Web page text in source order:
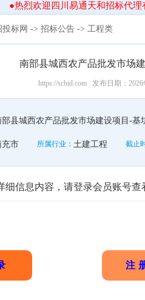
●热烈欢迎四川易通天和招标代理
投标网 -> 招标公告 -> 工程类
南部县城西农产品批发市场
https://scbid.com 发布日期：2026
部县城西农产品批发市场建设项目-
充市 所属行业： 土建工程 截止
细信息内容，请登录会员账号查
注